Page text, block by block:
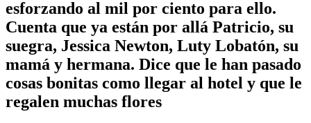
esforzando al mil por ciento para ello.
Cuenta que ya están por allá Patricio, su
suegra, Jessica Newton, Luty Lobatón, su
mamá y hermana. Dice que le han pasado
cosas bonitas como llegar al hotel y que le
regalen muchas flores